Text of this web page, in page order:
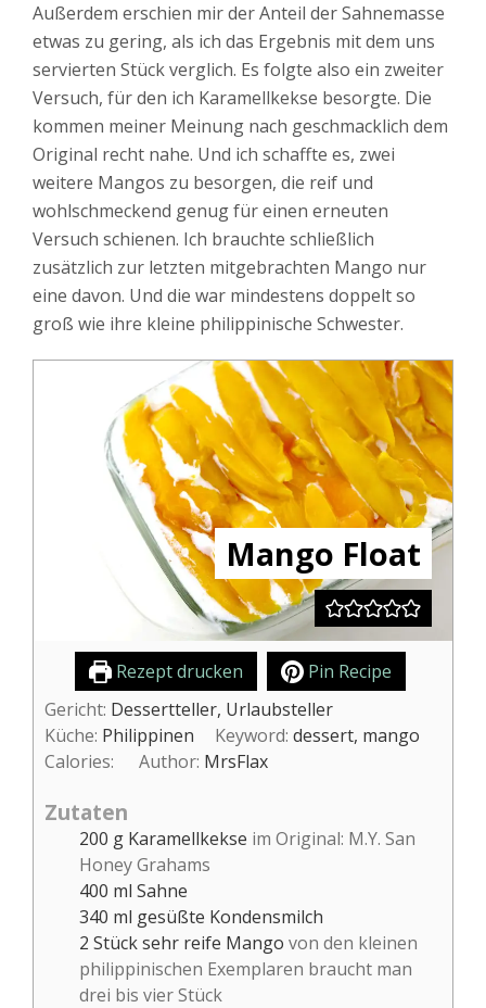
Außerdem erschien mir der Anteil der Sahnemasse
etwas zu gering, als ich das Ergebnis mit dem uns
servierten Stück verglich. Es folgte also ein zweiter
Versuch, für den ich Karamellkekse besorgte. Die
kommen meiner Meinung nach geschmacklich dem
Original recht nahe. Und ich schaffte es, zwei
weitere Mangos zu besorgen, die reif und
wohlschmeckend genug für einen erneuten
Versuch schienen. Ich brauchte schließlich
zusätzlich zur letzten mitgebrachten Mango nur
eine davon. Und die war mindestens doppelt so
groß wie ihre kleine philippinische Schwester.
Mango Float
Rezept drucken
Pin Recipe
Gericht: Dessertteller, Urlaubsteller
Küche: Philippinen Keyword:dessert, mango
Calories:
Author: MrsFlax
Zutaten
200 g Karamellkekse im Original: M.Y. San
Honey Grahams
400 ml Sahne
340 ml gesüßte Kondensmilch
2 Stücksehr reife Mango von den kleinen
philippinischen Exemplaren braucht man
drei bis vier Stück